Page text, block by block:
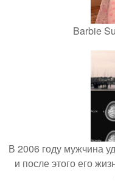
Barbie
В 2006 году мужчина
и после этого его